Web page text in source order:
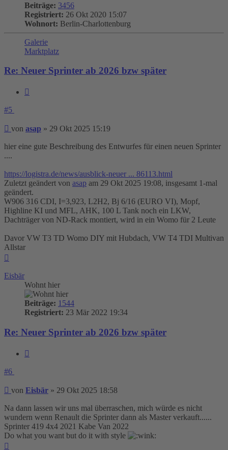
Beiträge: 3456
Registriert: 26 Okt 2020 15:07
Wohnort: Berlin-Charlottenburg
Galerie
Marktplatz
Re: Neuer Sprinter ab 2026 bzw später
#5
Beitrag
von asap » 29 Okt 2025 15:19
hier eine gute Beschreibung des Entwurfes für einen neuen Sprinter
....
https://logistra.de/news/ausblick-neuer ... 86113.html
Zuletzt geändert von asap am 29 Okt 2025 19:08, insgesamt 1-mal
geändert.
W906 316 CDI, I=3,923, L2H2, Bj 6/16 (EURO VI), Mopf,
Highline KI und MFL, AHK, 100 L Tank noch ein LKW,
Dachträger von ND-Rack montiert, wird in ein Womo für 2 Leute
Davor VW T3 TD Womo DIY mit Hubdach, VW T4 TDI Multivan
Allstar
Eisbär
Wohnt hier
Beiträge: 1544
Registriert: 23 Mär 2022 19:34
Re: Neuer Sprinter ab 2026 bzw später
#6
Beitrag
von Eisbär » 29 Okt 2025 18:58
Na dann lassen wir uns mal überraschen, mich würde es nicht
wundern wenn Renault die Sprinter dann als Master verkauft......
Sprinter 419 4x4 2021 Kabe Van 2022
Do what you want but do it with style